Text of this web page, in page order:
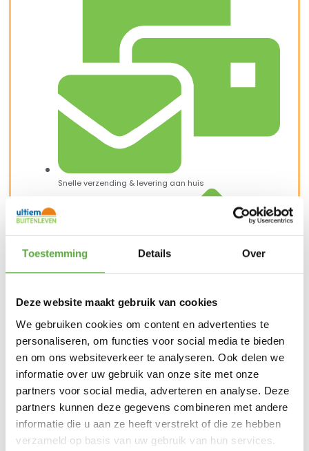
Toestemming Details Over
Deze website maakt gebruik van cookies
We gebruiken cookies om content en advertenties te
personaliseren, om functies voor social media te bieden
en om ons websiteverkeer te analyseren. Ook delen we
informatie over uw gebruik van onze site met onze
partners voor social media, adverteren en analyse. Deze
partners kunnen deze gegevens combineren met andere
informatie die u aan ze heeft verstrekt of die ze hebben
verzameld op basis van uw gebruik van hun services.
Snelle verzending & levering aan huis
Kopersbescherming met Trusted Shops
LY812-F Categorieën Dining tafels Tuintafels
Merk:
Sens Line